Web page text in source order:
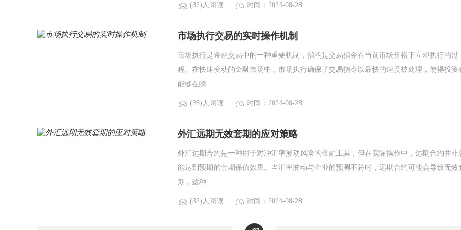
(32)人阅读 时间：2024-08-28
市场执行交易的实时操作机制
市场执行是金融交易中的一种重要机制，指的是交易指令在当前市场价格下立即执行的过
程。在快速变动的金融市场中，市场执行确保了交易指令以最快的速度被处理，使得投资
能够在瞬
(28)人阅读 时间：2024-08-28
外汇远期无效套期的应对策略
外汇远期合约是一种用于对冲汇率波动风险的金融工具，但在实际操作中，远期合约并非
能达到预期的套期保值效果。当汇率波动与企业的预测不符时，远期合约可能会导致无效
期，这种
(32)人阅读 时间：2024-08-28